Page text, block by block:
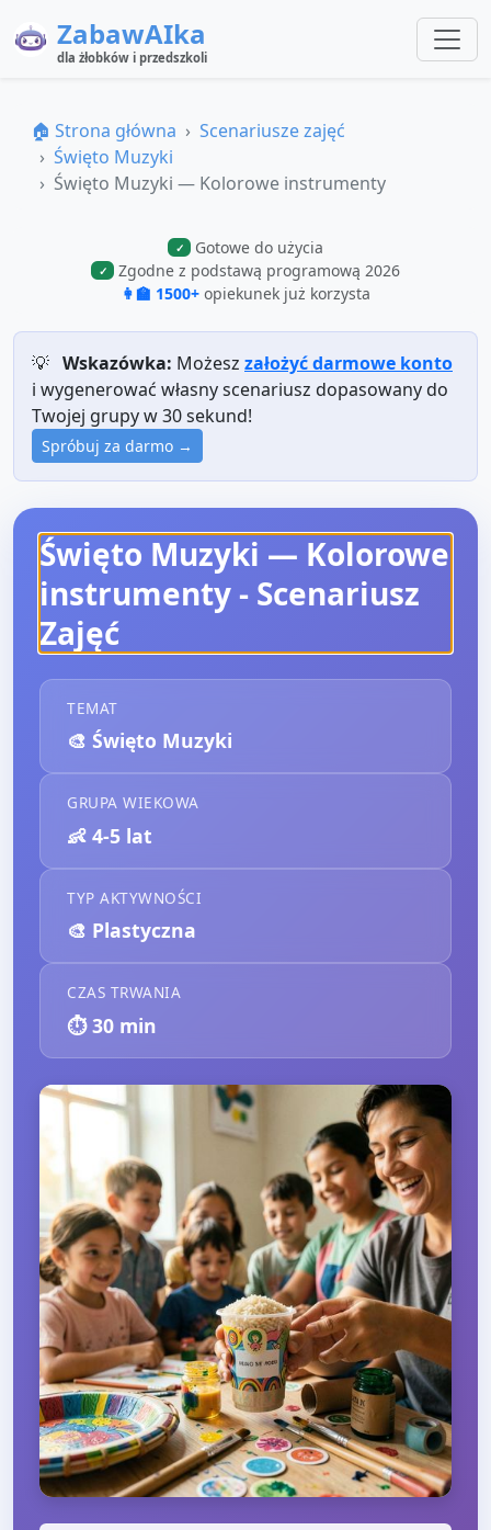
ZabawAIka
dla żłobków i przedszkoli
🏠 Strona główna
Scenariusze zajęć
Święto Muzyki
Święto Muzyki — Kolorowe instrumenty
✓ Gotowe do użycia
✓
Zgodne z podstawą programową 2026
👩‍🏫 1500+ opiekunek już korzysta
💡 Wskazówka: Możesz założyć darmowe konto
i wygenerować własny scenariusz dopasowany do
Twojej grupy w 30 sekund!
Spróbuj za darmo →
Święto Muzyki — Kolorowe
instrumenty- Scenariusz
Zajęć
TEMAT
🎨 Święto Muzyki
GRUPA WIEKOWA
👶 4-5 lat
TYP AKTYWNOŚCI
🎨 Plastyczna
CZAS TRWANIA
⏱️30 min